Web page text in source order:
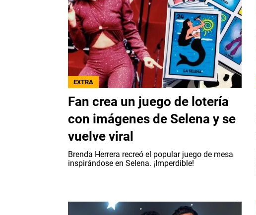
EXTRA
Fan crea un juego de lotería
con imágenes de Selena y se
vuelve viral
Brenda Herrera recreó el popular juego de mesa
inspirándose en Selena. ¡Imperdible!